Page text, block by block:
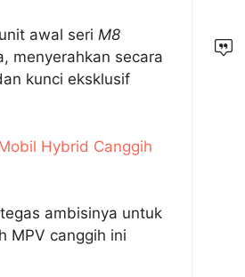
awal seri M8
menyerahkan secara
kunci eksklusif
Hybrid Canggih
ambisinya untuk
MPV canggih ini